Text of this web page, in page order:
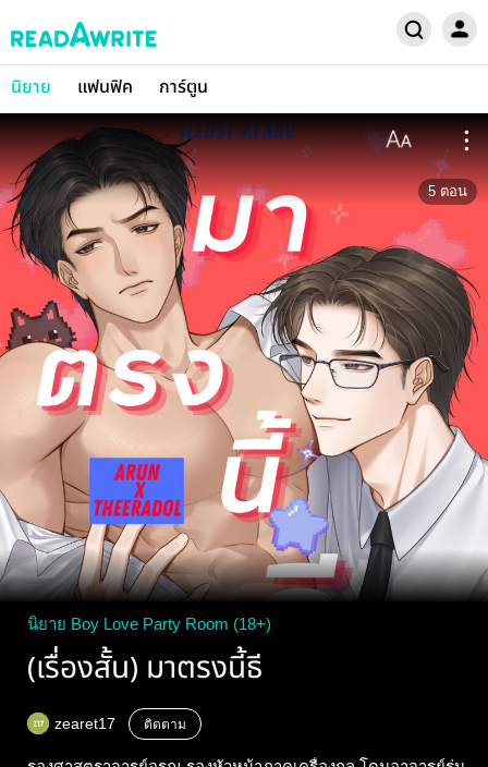
นิยาย แฟนฟิค การ์ตูน
5 ตอน
นิยาย Boy Love Party Room (18+)
(เรื่องสั้น) มาตรงนี้ธี
zearet17 ติดตาม